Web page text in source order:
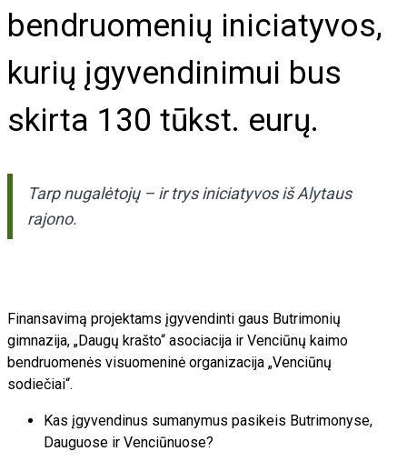
bendruomenių iniciatyvos,
kurių įgyvendinimui bus
skirta 130 tūkst. eurų.
Tarp nugalėtojų – ir trys iniciatyvos iš Alytaus
rajono.
Finansavimą projektams įgyvendinti gaus Butrimonių
gimnazija, „Daugų krašto“ asociacija ir Venciūnų kaimo
bendruomenės visuomeninė organizacija „Venciūnų
sodiečiai“.
Kas įgyvendinus sumanymus pasikeis Butrimonyse,
Dauguose ir Venciūnuose?